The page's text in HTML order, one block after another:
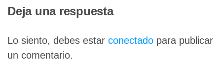
Deja una respuesta
Lo siento, debes estar conectado para publicar
un comentario.